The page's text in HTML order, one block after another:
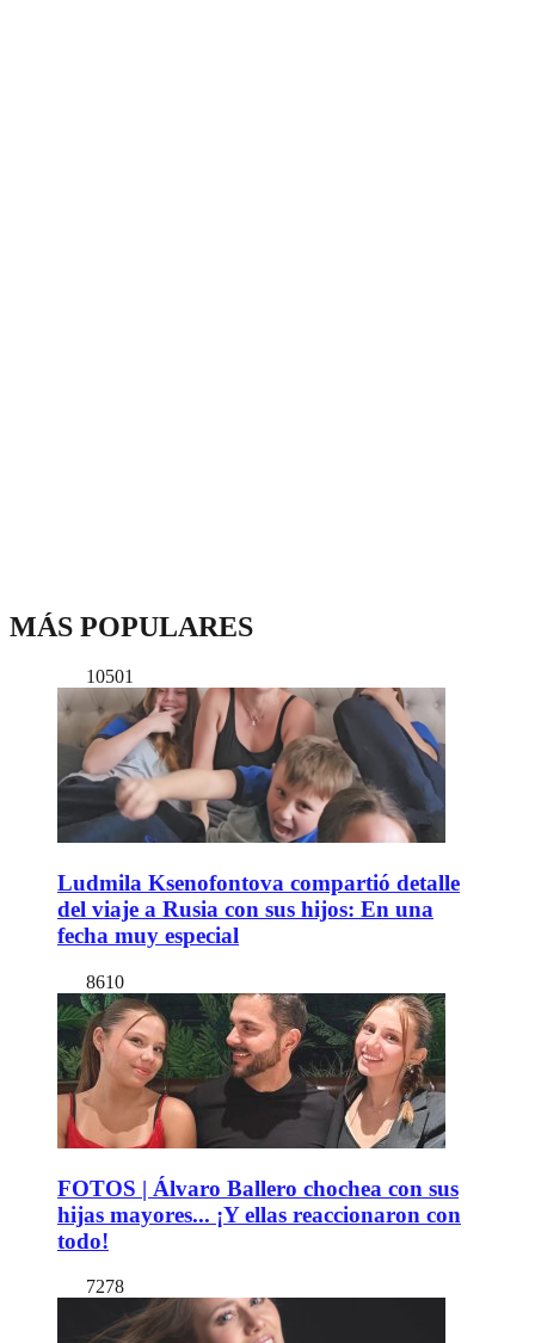
MÁS POPULARES
10501
Ludmila Ksenofontova compartió detalle
del viaje a Rusia con sus hijos: En una
fecha muy especial
8610
FOTOS | Álvaro Ballero chochea con sus
hijas mayores... ¡Y ellas reaccionaron con
todo!
7278